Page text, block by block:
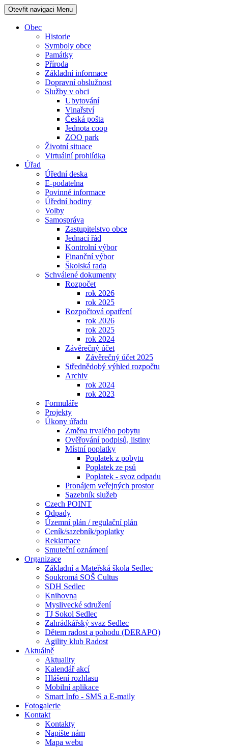
Otevřit navigaci Menu
Obec
Historie
Symboly obce
Památky
Příroda
Základní informace
Dopravní obslužnost
Služby v obci
Ubytování
Vinařství
Česká pošta
Jednota coop
ZOO park
Životní situace
Virtuální prohlídka
Úřad
Úřední deska
E-podatelna
Povinné informace
Úřední hodiny
Volby
Samospráva
Zastupitelstvo obce
Jednací řád
Kontrolní výbor
Finanční výbor
Školská rada
Schválené dokumenty
Rozpočet
rok 2026
rok 2025
Rozpočtová opatření
rok 2026
rok 2025
rok 2024
Závěrečný účet
Závěrečný účet 2025
Střednědobý výhled rozpočtu
Archiv
rok 2024
rok 2023
Formuláře
Projekty
Úkony úřadu
Změna trvalého pobytu
Ověřování podpisů, listiny
Místní poplatky
Poplatek z pobytu
Poplatek ze psů
Poplatek - svoz odpadu
Pronájem veřejných prostor
Sazebník služeb
Czech POINT
Odpady
Územní plán / regulační plán
Ceník/sazebník/poplatky
Reklamace
Smuteční oznámení
Organizace
Základní a Mateřská škola Sedlec
Soukromá SOŠ Cultus
SDH Sedlec
Knihovna
Myslivecké sdružení
TJ Sokol Sedlec
Zahrádkářský svaz Sedlec
Dětem radost a pohodu (DERAPO)
Agility klub Radost
Aktuálně
Aktuality
Kalendář akcí
Hlášení rozhlasu
Mobilní aplikace
Smart Info - SMS a E-maily
Fotogalerie
Kontakt
Kontakty
Napište nám
Mapa webu